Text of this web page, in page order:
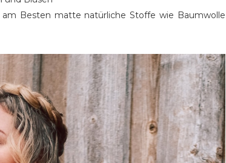
Besten matte natürliche Stoffe wie Baumwolle